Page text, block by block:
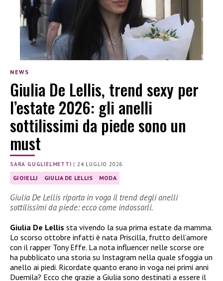
NEWS
Giulia De Lellis, trend sexy per
l’estate 2026: gli anelli
sottilissimi da piede sono un
must
SARA GUGLIELMETTI | 24 LUGLIO 2026
GIOIELLI GIULIA DE LELLIS MODA
Giulia De Lellis riporta in voga il trend degli anelli
sottilissimi da piede: ecco come indossarli.
Giulia De Lellis sta vivendo la sua prima estate da mamma.
Lo scorso ottobre infatti è nata Priscilla, frutto dell’amore
con il rapper Tony Effe. La nota influencer nelle scorse ore
ha pubblicato una storia su Instagram nella quale sfoggia un
anello ai piedi. Ricordate quanto erano in voga nei primi anni
Duemila? Ecco che grazie a Giulia sono destinati a essere il